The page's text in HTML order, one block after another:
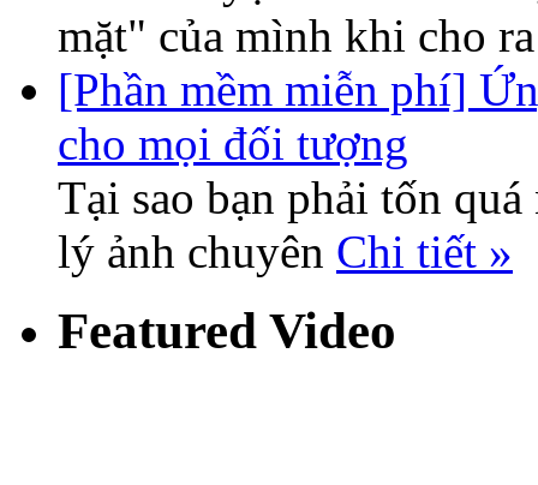
mặt" của mình khi cho
[Phần mềm miễn phí]
cho mọi đối tượng
Tại sao bạn phải tốn
lý ảnh chuyên Chi tiết »
Featured Video